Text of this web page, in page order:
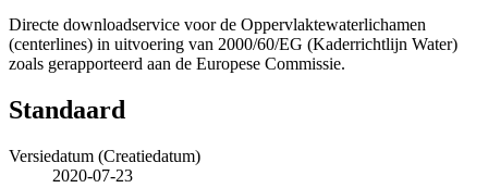
Directe downloadservice voor de Oppervlaktewaterlichamen
(centerlines) in uitvoering van 2000/60/EG (Kaderrichtlijn Water)
zoals gerapporteerd aan de Europese Commissie.
Standaard
Versiedatum (Creatiedatum)
2020-07-23